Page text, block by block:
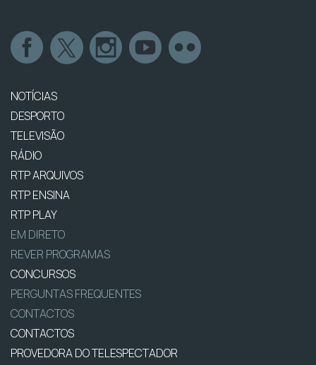
NOTÍCIAS
DESPORTO
TELEVISÃO
RÁDIO
RTP ARQUIVOS
RTP ENSINA
RTP PLAY
EM DIRETO
REVER PROGRAMAS
CONCURSOS
PERGUNTAS FREQUENTES
CONTACTOS
CONTACTOS
PROVEDORA DO TELESPECTADOR